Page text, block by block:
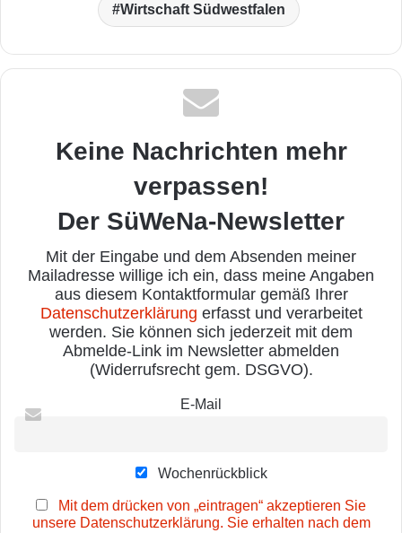
Wirtschaft Südwestfalen
Keine Nachrichten mehr
verpassen!
Der SüWeNa-Newsletter
Mit der Eingabe und dem Absenden meiner
Mailadresse willige ich ein, dass meine Angaben
aus diesem Kontaktformular gemäß Ihrer
Datenschutzerklärung erfasst und verarbeitet
werden. Sie können sich jederzeit mit dem
Abmelde-Link im Newsletter abmelden
(Widerrufsrecht gem. DSGVO).
E-Mail
Wochenrückblick
Mit dem drücken von „eintragen“ akzeptieren Sie
unsere Datenschutzerklärung. Sie erhalten nach dem